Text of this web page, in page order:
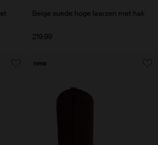
Beige suède hoge laarzen met hak
219.99
new